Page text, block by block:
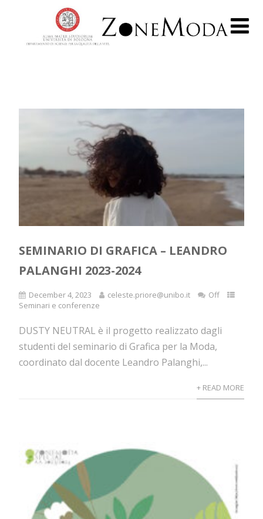
SEMINARIO DI GRAFICA – LEANDRO
PALANGHI 2023-2024
December 4, 2023 celeste.priore@unibo.it
Off
Seminari e conferenze
DUSTY NEUTRAL è il progetto realizzato dagli
studenti del seminario di Grafica per la Moda,
coordinato dal docente Leandro Palanghi,...
+ READ MORE